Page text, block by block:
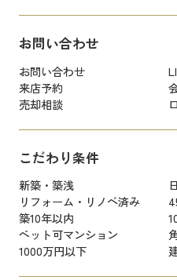
お問い合わせ
お問い合わせ
来店予約
売却相談
こだわり条件
新築・築浅
リフォーム・リノベ済み
築10年以内
ペット可マンション
1000万円以下